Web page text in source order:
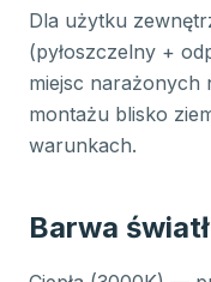
Dla użytku
(pyłoszczelny +
miejsc narażonych
montażu blisko
warunkach.
Barwa